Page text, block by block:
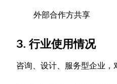
外部合作方共享
3. 行业使用情况
咨询、设计、服务型企业，